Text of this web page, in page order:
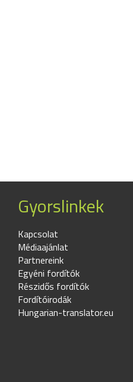
Gyorslinkek
Kapcsolat
Médiaajánlat
Partnereink
Egyéni fordítók
Részidős fordítók
Fordítóirodák
Hungarian-translator.eu